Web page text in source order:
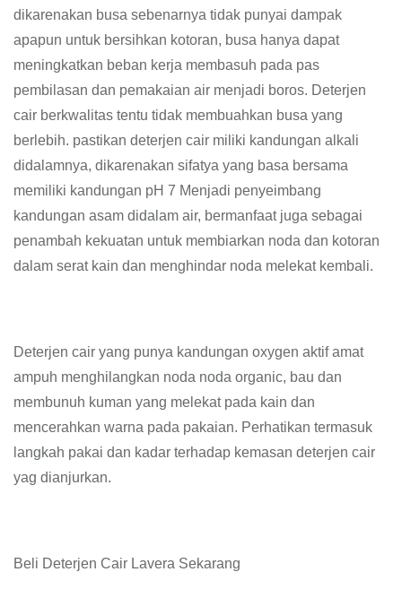
dikarenakan busa sebenarnya tidak punyai dampak
apapun untuk bersihkan kotoran, busa hanya dapat
meningkatkan beban kerja membasuh pada pas
pembilasan dan pemakaian air menjadi boros. Deterjen
cair berkwalitas tentu tidak membuahkan busa yang
berlebih. pastikan deterjen cair miliki kandungan alkali
didalamnya, dikarenakan sifatya yang basa bersama
memiliki kandungan pH 7 Menjadi penyeimbang
kandungan asam didalam air, bermanfaat juga sebagai
penambah kekuatan untuk membiarkan noda dan kotoran
dalam serat kain dan menghindar noda melekat kembali.
Deterjen cair yang punya kandungan oxygen aktif amat
ampuh menghilangkan noda noda organic, bau dan
membunuh kuman yang melekat pada kain dan
mencerahkan warna pada pakaian. Perhatikan termasuk
langkah pakai dan kadar terhadap kemasan deterjen cair
yag dianjurkan.
Beli Deterjen Cair Lavera Sekarang